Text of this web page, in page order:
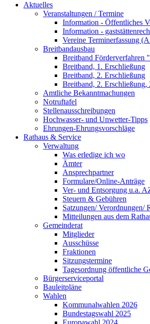
Aktuelles
Veranstaltungen / Termine
Information - Öffentliches
Information -
Vereine Terminerfassung
Breitbandausbau
Breitband Förderverfahren
Breitband, 1. Erschließung
Breitband, 2. Erschließung
Breitband, 2. Erschließung,
Amtliche Bekanntmachungen
Notruftafel
Stellenausschreibungen
Hochwasser- und Unwetter-Tipps
Ehrungen-Ehrungsvorschläge
Rathaus & Service
Verwaltung
Was erledige ich wo
Ämter
Ansprechpartner
Formulare/Online-Anträge
Ver- und Entsorgung u.a.
Steuern & Gebühren
Satzungen/ Verordnungen/
Mitteilungen aus dem
Gemeinderat
Mitglieder
Ausschüsse
Fraktionen
Sitzungstermine
Tagesordnung öffentliche
Bürgerserviceportal
Bauleitpläne
Wahlen
Kommunalwahlen 2026
Bundestagswahl 2025
Europawahl 2024